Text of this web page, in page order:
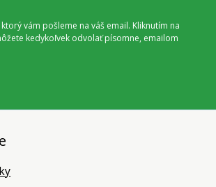
vám pošleme na váš email. Kliknutím na
kedykoľvek odvolať písomne, emailom